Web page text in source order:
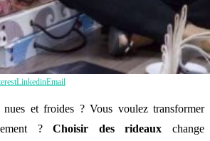
LinkedinEmail
nues et froides ? Vous voulez transformer
?Choisir des rideaux change